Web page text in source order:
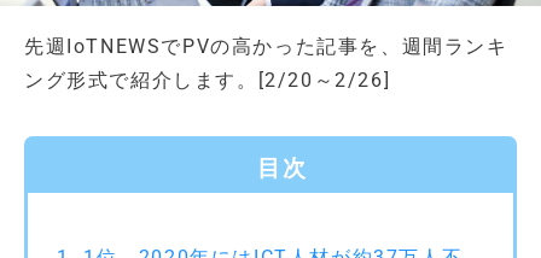
先週IoTNEWSでPVの高かった記事を、週間ランキ
ング形式で紹介します。[2/20～2/26]
目次